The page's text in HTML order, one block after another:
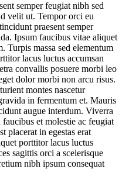
semper feugiat nibh sed
velit ut. Tempor orci eu
praesent semper
Ipsum faucibus vitae aliquet
Turpis massa sed elementum
lacus luctus accumsan
convallis posuere morbi leo
dolor morbi non arcu risus.
montes nascetur
in fermentum et. Mauris
augue interdum. Viverra
et molestie ac feugiat
placerat in egestas erat
porttitor lacus luctus
sagittis orci a scelerisque
nibh ipsum consequat